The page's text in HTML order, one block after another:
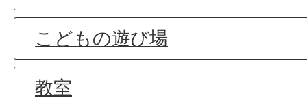
こどもの遊び場
教室